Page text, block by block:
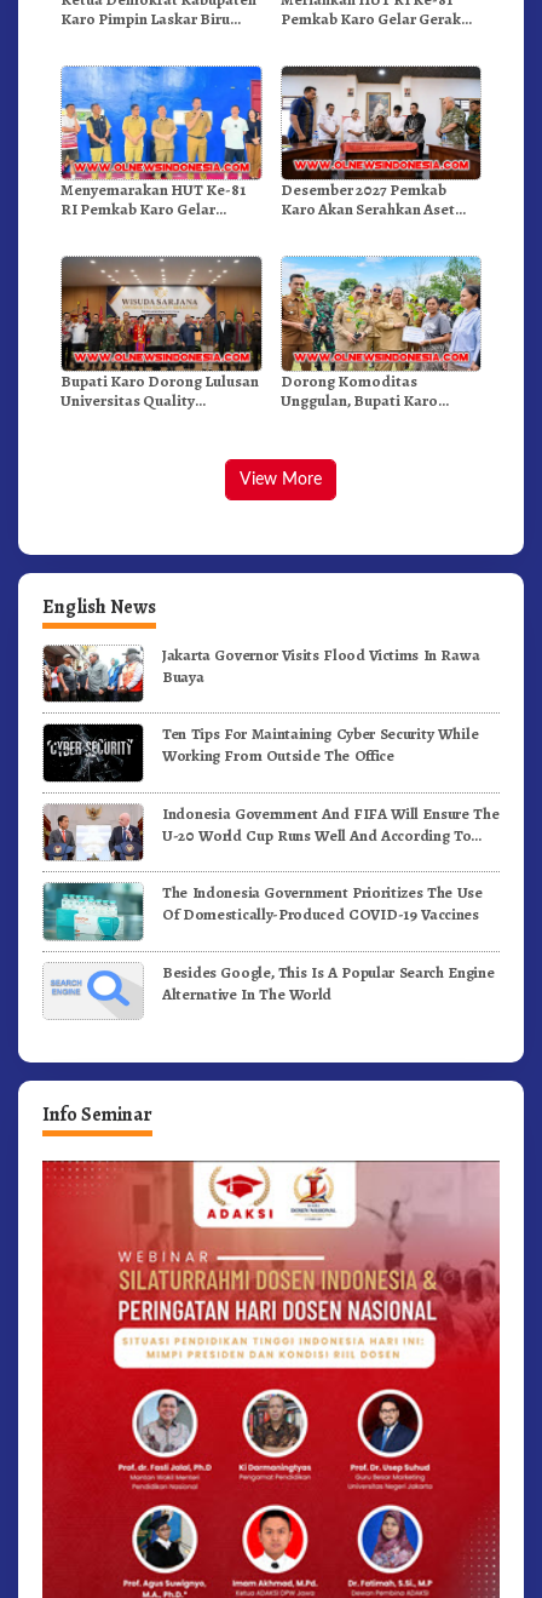
Karo Pimpin Laskar Biru
Pemkab Karo Gelar Gerak
Menyemarakan HUT Ke-81
RI Pemkab Karo Gelar
Desember 2027 Pemkab
Karo Akan Serahkan Aset
Bupati Karo Dorong Lulusan
Universitas Quality
Dorong Komoditas
Unggulan, Bupati Karo
View More
English News
Jakarta Governor Visits Flood Victims In Rawa
Buaya
Ten Tips For Maintaining Cyber Security While
Working From Outside The Office
Indonesia Government And FIFA Will Ensure The
U-20 World Cup Runs Well And According To
The Indonesia Government Prioritizes The Use
Of Domestically-Produced COVID-19 Vaccines
Besides Google, This Is A Popular Search Engine
Alternative In The World
Info Seminar